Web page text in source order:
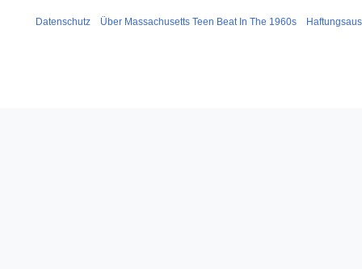
Datenschutz Über Massachusetts Teen Beat In The 1960s